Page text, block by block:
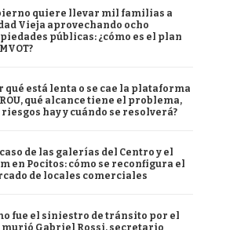
quiere llevar mil familias a
Vieja aprovechando ocho
públicas: ¿cómo es el plan
qué está lenta o se cae la plataforma
qué alcance tiene el problema,
riesgos hay y cuándo se resolverá?
de las galerías del Centro y el
en Pocitos: cómo se reconfigura el
de locales comerciales
fue el siniestro de tránsito por el
murió Gabriel Rossi, secretario